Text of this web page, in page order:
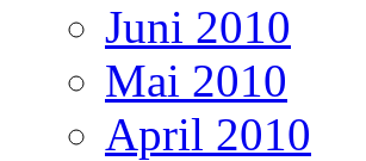
Juni 2010
Mai 2010
April 2010